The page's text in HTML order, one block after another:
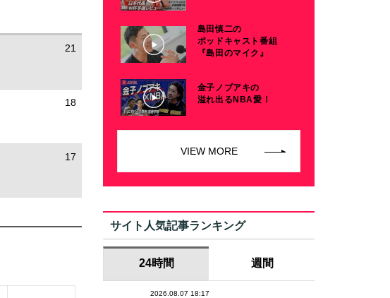
21
18
17
島田慎二の
ポッドキャスト番組
『島田のマイク』
金子ノブアキの
溢れ出るNBA愛！
VIEW MORE
サイト人気記事ランキング
24時間 週間
2026.08.07 18:17